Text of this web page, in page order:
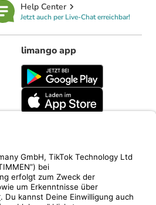
Help Center
Jetzt auch per Live-Chat erreichbar!
limango app
limango.nl limango.pl